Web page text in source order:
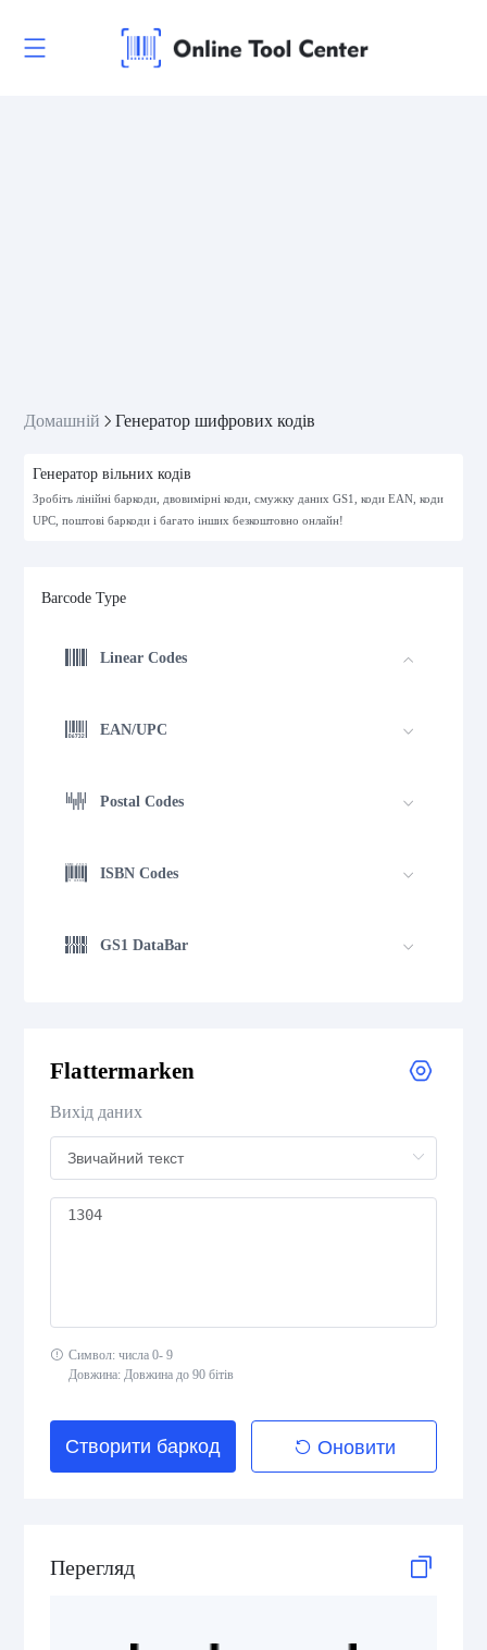
Домашній Генератор шифрових кодів
Генератор вільних кодів
Зробіть лінійні баркоди, двовимірні коди, смужку даних GS1, коди EAN, коди
UPC, поштові баркоди і багато інших безкоштовно онлайн!
Barcode Type
Linear Codes
EAN/UPC
Postal Codes
ISBN Codes
GS1 DataBar
HIBC Aztec Code
HIBC Codablock F
HIBC Data Matrix
HIBC MicroPDF417
HIBC QR Code
Flattermarken
Вихід даних
Символ: числа 0- 9
Довжина: Довжина до 90 бітів
Створити баркод Оновити
Перегляд